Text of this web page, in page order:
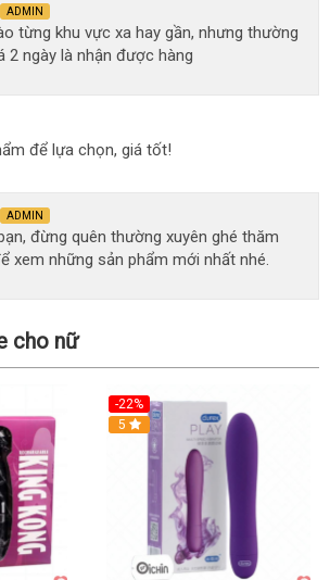
ADMIN
từng khu vực xa hay gần, nhưng thường
2 ngày là nhận được hàng
để lựa chọn, giá tốt!
ADMIN
đừng quên thường xuyên ghé thăm
xem những sản phẩm mới nhất nhé.
cho nữ
-22%
Hot
5